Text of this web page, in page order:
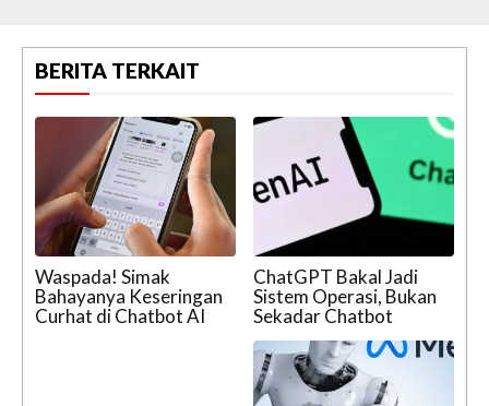
BERITA TERKAIT
Waspada! Simak
Bahayanya Keseringan
Curhat di Chatbot AI
ChatGPT Bakal Jadi
Sistem Operasi, Bukan
Sekadar Chatbot